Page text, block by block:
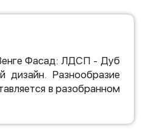
Фасад: ЛДСП - Дуб
дизайн. Разнообразие
в разобранном